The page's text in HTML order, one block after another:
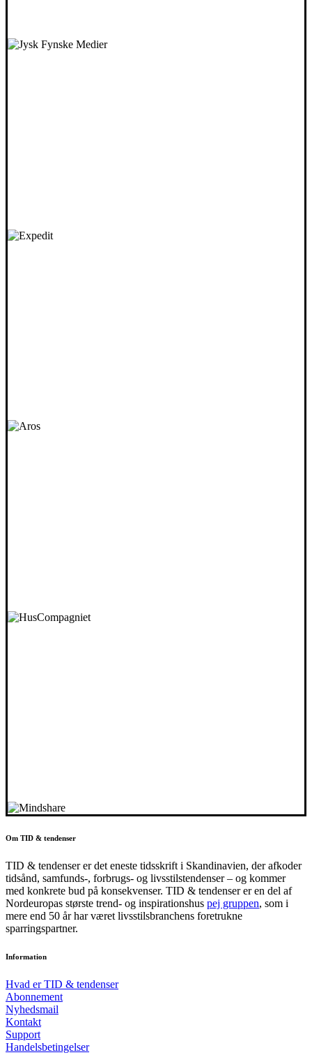
Om TID & tendenser
TID & tendenser er det eneste tidsskrift i Skandinavien, der afkoder
tidsånd, samfunds-, forbrugs- og livsstilstendenser – og kommer
med konkrete bud på konsekvenser. TID & tendenser er en del af
Nordeuropas største trend- og inspirationshus pej gruppen, som i
mere end 50 år har været livsstilsbranchens foretrukne
sparringspartner.
Information
Hvad er TID & tendenser
Abonnement
Nyhedsmail
Kontakt
Support
Handelsbetingelser